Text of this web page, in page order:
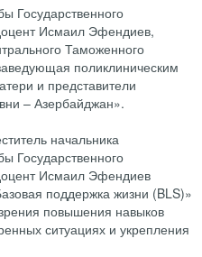
Государственного
Исмаил Эфендиев,
Таможенного
поликлиническим
и представители
– Азербайджан».
начальника
Государственного
Исмаил Эфендиев
поддержка жизни (BLS)»
повышения навыков
ситуациях и укрепления